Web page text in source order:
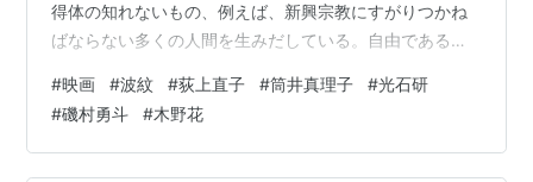
得体の知れないもの、例えば、新興宗教にすがりつかね
ばならない多くの人間を生みだしている。自由であるこ
イト 5月26日（金）公開！
#映画 #波紋 #荻上直子 #筒井真理子 #光石研
#磯村勇斗 #木野花